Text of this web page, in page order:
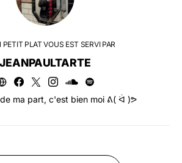
PETIT PLAT VOUS EST SERVI PAR
JEANPAULTARTE
ma part, c'est bien moi ᕕ( ᐛ )ᕗ